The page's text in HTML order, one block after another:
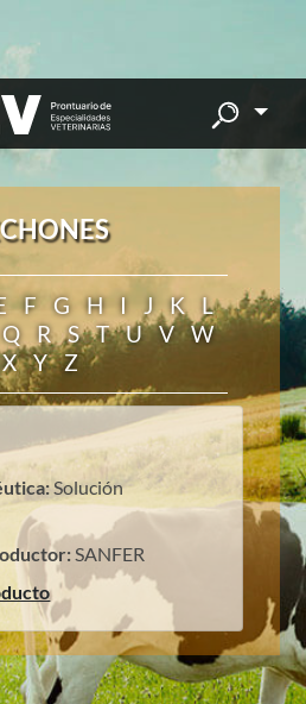
F G H I J K
L
Q R S T U V
W
X
Y Z
Solución
SANFER